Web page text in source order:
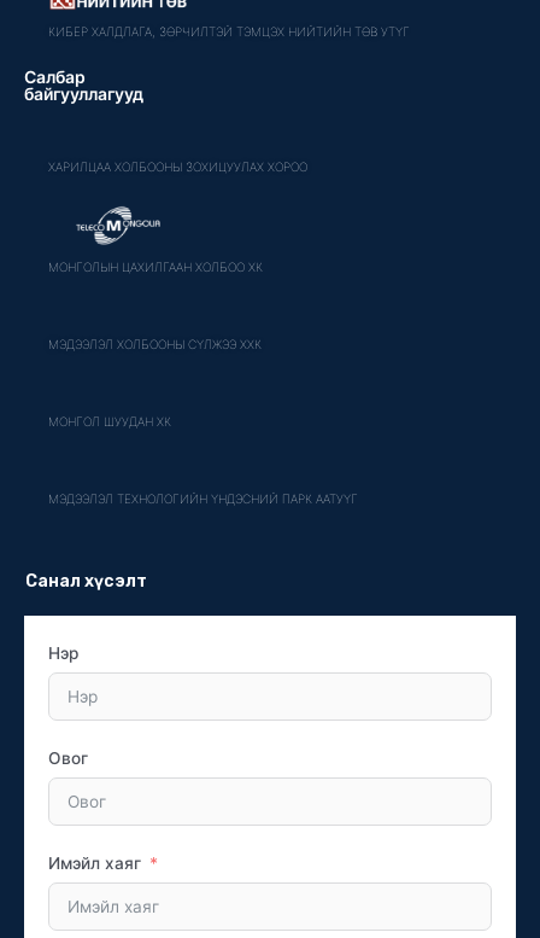
КИБЕР ХАЛДЛАГА, ЗӨРЧИЛТЭЙ ТЭМЦЭХ НИЙТИЙН ТӨВ УТҮГ
Салбар
байгууллагууд
ХАРИЛЦАА ХОЛБООНЫ ЗОХИЦУУЛАХ ХОРОО
МОНГОЛЫН ЦАХИЛГААН ХОЛБОО ХК
МЭДЭЭЛЭЛ ХОЛБООНЫ СҮЛЖЭЭ ХХК
МОНГОЛ ШУУДАН ХК
МЭДЭЭЛЭЛ ТЕХНОЛОГИЙН ҮНДЭСНИЙ ПАРК ААТУҮГ
Санал хүсэлт
Нэр
Овог
Имэйл хаяг